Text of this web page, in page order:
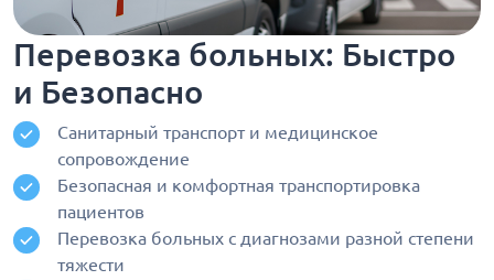
Перевозка больных: Быстро
и Безопасно
Санитарный транспорт и медицинское
сопровождение
Безопасная и комфортная транспортировка
пациентов
Перевозка больных с диагнозами разной степени
тяжести